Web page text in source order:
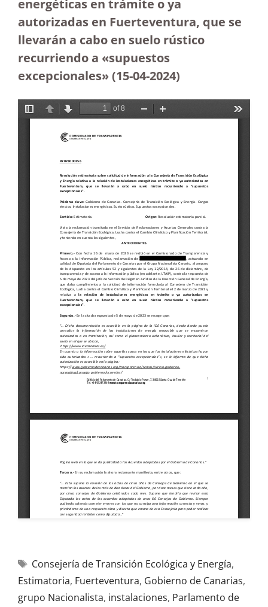
energéticas en trámite o ya
autorizadas en Fuerteventura, que se
llevarán a cabo en suelo rústico
recurriendo a «supuestos
excepcionales»(15-04-2024)
Consejería de Transición Ecológica y Energía,
Estimatoria, Fuerteventura, Gobierno de Canarias,
grupo Nacionalista, instalaciones, Parlamento de